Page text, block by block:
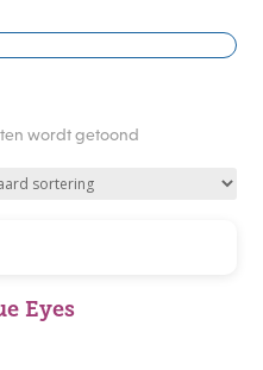
wordt getoond
Eyes